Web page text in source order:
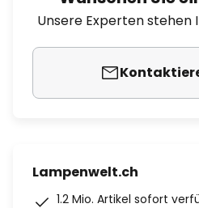
Unsere Experten stehen
Lampenwelt.ch
1.2 Mio. Artikel sofort